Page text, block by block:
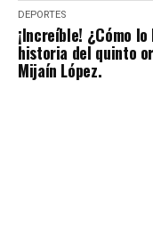
DEPORTES
¡Increíble! ¿Cómo
historia del quinto
Mijaín López.